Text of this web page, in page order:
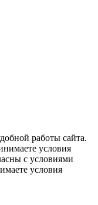
работы сайта.
условия
с условиями
условия